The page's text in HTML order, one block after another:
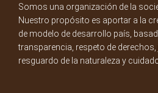
Somos una organización de la
Nuestro propósito es aportar a la
de modelo de desarrollo país,
transparencia, respeto de
resguardo de la naturaleza y